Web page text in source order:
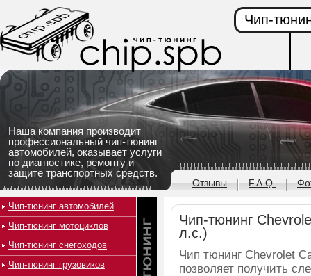
Наша компания производит
профессиональный чип-тюнинг
автомобилей, оказывает услуги
по диагностике, ремонту и
защите транспортных средств.
Чип-
Отзывы F.A.Q.
Чип-тюнинг
л.с.)
Чип тюнинг Chevrolet
позволяет получить
Чип-тюнинг автомобилей
Чип-тюнинг мотоциклов
Чип-тюнинг снегоходов
Чип-тюнинг грузовиков